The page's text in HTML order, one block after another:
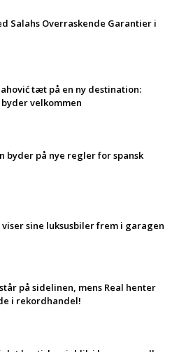
Salahs Overraskende Garantier i
tæt på en ny destination:
byder velkommen
byder på nye regler for spansk
viser sine luksusbiler frem i garagen
på sidelinen, mens Real henter
i rekordhandel!